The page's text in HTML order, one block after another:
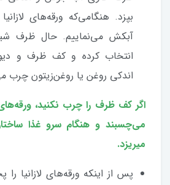
بپزد. هنگامی‌که ورقه‌های
آبکش می‌نماییم. حال ظرف
انتخاب کرده و کف ظرف و
اندکی روغن یا روغن‌زیتون چرب
اگر کف ظرف را چرب نکنید،
می‌چسبند و هنگام سرو غذا
میریزد.